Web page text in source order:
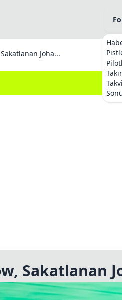
Joha...
Sakatlanan